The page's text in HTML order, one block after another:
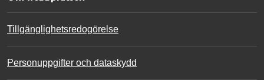
Tillgänglighetsredogörelse
Personuppgifter och dataskydd